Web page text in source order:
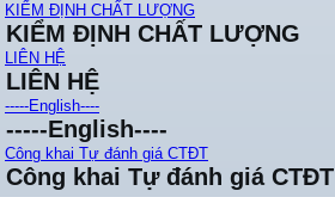
KIỂM ĐỊNH CHẤT LƯỢNG
KIỂM ĐỊNH CHẤT LƯỢNG
LIÊN HỆ
LIÊN HỆ
-----English----
-----English----
Công khai Tự đánh giá CTĐT
Công khai Tự đánh giá CTĐT